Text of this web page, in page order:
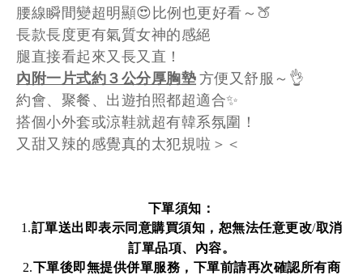
腰線瞬間變超明顯😍比例也更好看～🍑
長款長度更有氣質女神的感絕
腿直接看起來又長又直！
內附一片式約３公分厚胸墊方便又舒服～👌
約會、聚餐、出遊拍照都超適合✨
搭個小外套或涼鞋就超有韓系氛圍！
又甜又辣的感覺真的太犯規啦＞＜
下單須知：
1.訂單送出即表示同意購買須知，恕無法任意更改/取消
訂單品項、內容。
2.下單後即無提供併單服務，下單前請再次確認所有商